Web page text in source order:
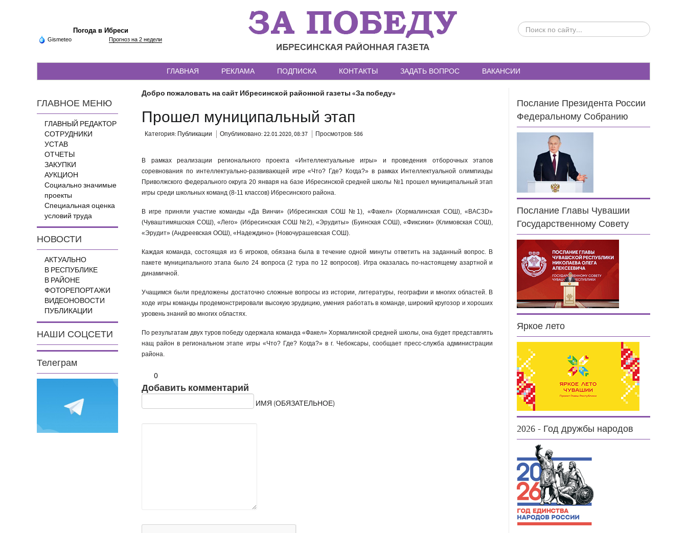
Погода в Ибреси
Gismeteo Прогноз на 2 недели
ПОИСК
ПО
ГЛАВНАЯ РЕКЛАМА ПОДПИСКА КОНТАКТЫ ЗАДАТЬ ВОПРОС ВАКАНСИИ
ГЛАВНОЕ МЕНЮ
ГЛАВНЫЙ РЕДАКТОР
СОТРУДНИКИ
УСТАВ
ОТЧЕТЫ
ЗАКУПКИ
АУКЦИОН
Социально значимые
проекты
Специальная оценка
условий труда
НОВОСТИ
АКТУАЛЬНО
В РЕСПУБЛИКЕ
В РАЙОНЕ
ФОТОРЕПОРТАЖИ
ВИДЕОНОВОСТИ
ПУБЛИКАЦИИ
НАШИ СОЦСЕТИ
Телеграм
Добро пожаловать на сайт Ибресинской районной газеты «За победу»
Прошел муниципальный этап
Категория: Публикации Опубликовано: 22.01.2020, 08:37 Просмотров: 586
В рамках реализации регионального проекта «Интеллектуальные игры» и проведения отборочных этапов
соревнования по интеллектуально-развивающей игре «Что? Где? Когда?» в рамках Интеллектуальной олимпиады
Приволжского федерального округа 20 января на базе Ибресинской средней школы №1 прошел муниципальный этап
игры среди школьных команд (8-11 классов) Ибресинского района.
В игре приняли участие команды «Да Винчи» (Ибресинская СОШ №1), «Факел» (Хормалинская СОШ), «ВАС3D»
(Чуваштимяшская СОШ), «Лего» (Ибресинская СОШ №2), «Эрудиты» (Буинская СОШ), «Фиксики» (Климовская СОШ),
«Эрудит» (Андреевская ООШ), «Надеждино» (Новочурашевская СОШ).
Каждая команда, состоящая из 6 игроков, обязана была в течение одной минуты ответить на заданный вопрос. В
пакете муниципального этапа было 24 вопроса (2 тура по 12 вопросов). Игра оказалась по-настоящему азартной и
динамичной.
Учащимся были предложены достаточно сложные вопросы из истории, литературы, географии и многих областей. В
ходе игры команды продемонстрировали высокую эрудицию, умения работать в команде, широкий кругозор и хороших
уровень знаний во многих областях.
По результатам двух туров победу одержала команда «Факел» Хормалинской средней школы, она будет представлять
нащ район в региональном этапе игры «Что? Где? Когда?» в г. Чебоксары, сообщает пресс-служба администрации
района.
0
Добавить комментарий
ИМЯ (ОБЯЗАТЕЛЬНОЕ)
Послание Президента России
Федеральному Собранию
Послание Главы Чувашии
Государственному Совету
Яркое лето
2026 - Год дружбы народов